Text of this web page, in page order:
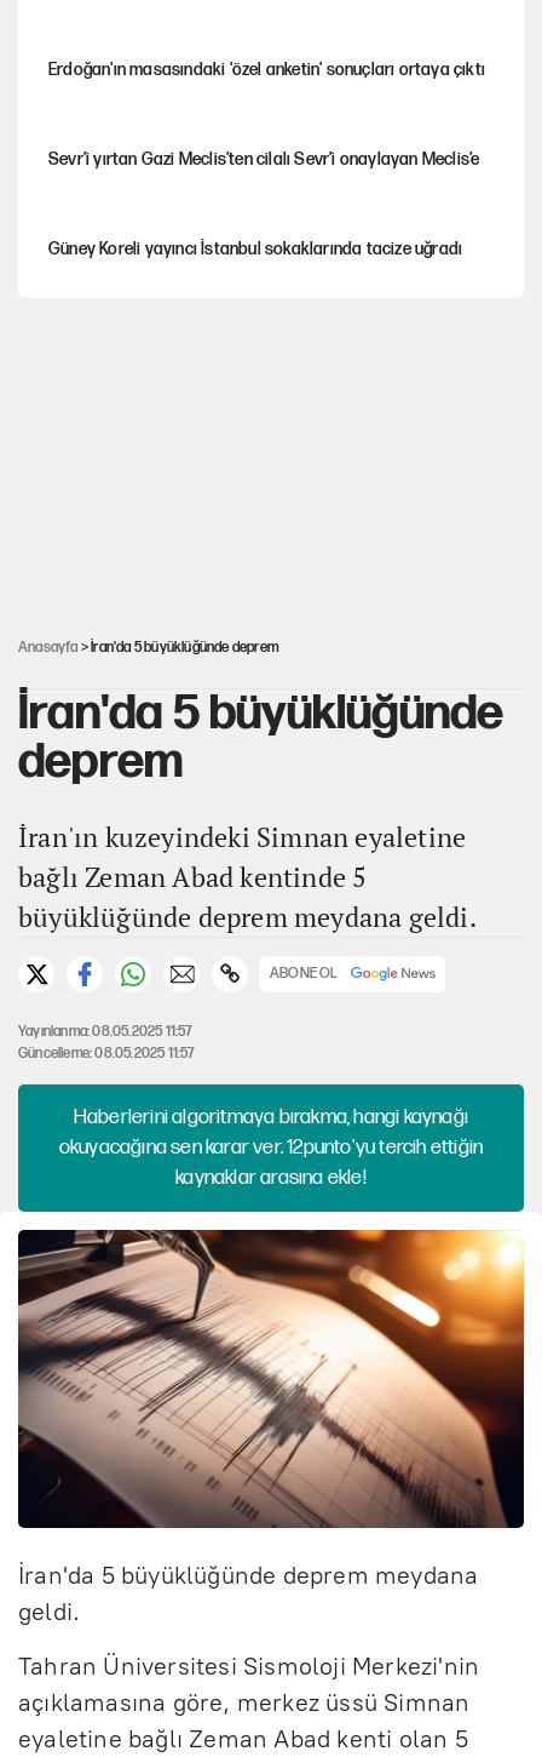
Erdoğan'ın masasındaki 'özel anketin' sonuçları ortaya çıktı
Sevr’i yırtan Gazi Meclis’ten cilalı Sevr’i onaylayan Meclis’e
Güney Koreli yayıncı İstanbul sokaklarında tacize uğradı
Anasayfa > İran'da 5 büyüklüğünde deprem
İran'da 5 büyüklüğünde
deprem
İran'ın kuzeyindeki Simnan eyaletine
bağlı Zeman Abad kentinde 5
büyüklüğünde deprem meydana geldi.
ABONE OL
Yayınlanma: 08.05.2025 11:57
Güncelleme: 08.05.2025 11:57
Haberlerini algoritmaya bırakma, hangi kaynağı
okuyacağına sen karar ver. 12punto'yu tercih ettiğin
kaynaklar arasına ekle!
İran'da 5 büyüklüğünde deprem meydana
geldi.
Tahran Üniversitesi Sismoloji Merkezi'nin
açıklamasına göre, merkez üssü Simnan
eyaletine bağlı Zeman Abad kenti olan 5